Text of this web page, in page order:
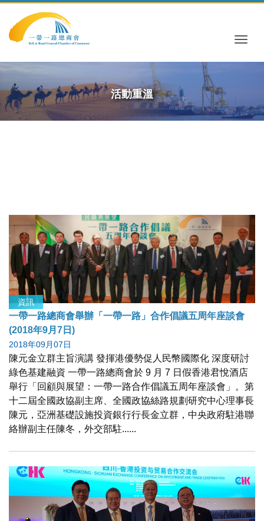
活動重溫
資訊
一帶一路總商會舉辦「一帶一路」合作倡議五周年座談會
(2018年9月7日)
2018年09月07日
陳元金立群主旨演講 發揮港優勢促人民幣國際化 深度研討
綠色基建融資 一帶一路總商會於 9 月 7 日假香港君悅酒店
舉行「回顧與展望：一帶一路合作倡議五周年座談會」。第
十二屆全國政協副主席、全國政協絲路規劃研究中心理事長
陳元，亞洲基礎設施投資銀行行長金立群，中央政府駐港聯
絡辦副主任陳冬，外交部駐......